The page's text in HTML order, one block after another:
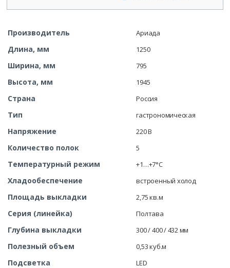
Производитель Ариада
Длина, мм 1250
Ширина, мм 795
Высота, мм 1945
Страна Россия
Тип гастрономическая
Напряжение 220 В
Количество полок 5
Температурный режим +1…+7°С
Хладообеспечение встроенный холод
Площадь выкладки 2,75 кв.м
Серия (линейка) Полтава
Глубина выкладки 300 / 400 / 432 мм
Полезный объем 0,53 куб.м
Подсветка LED